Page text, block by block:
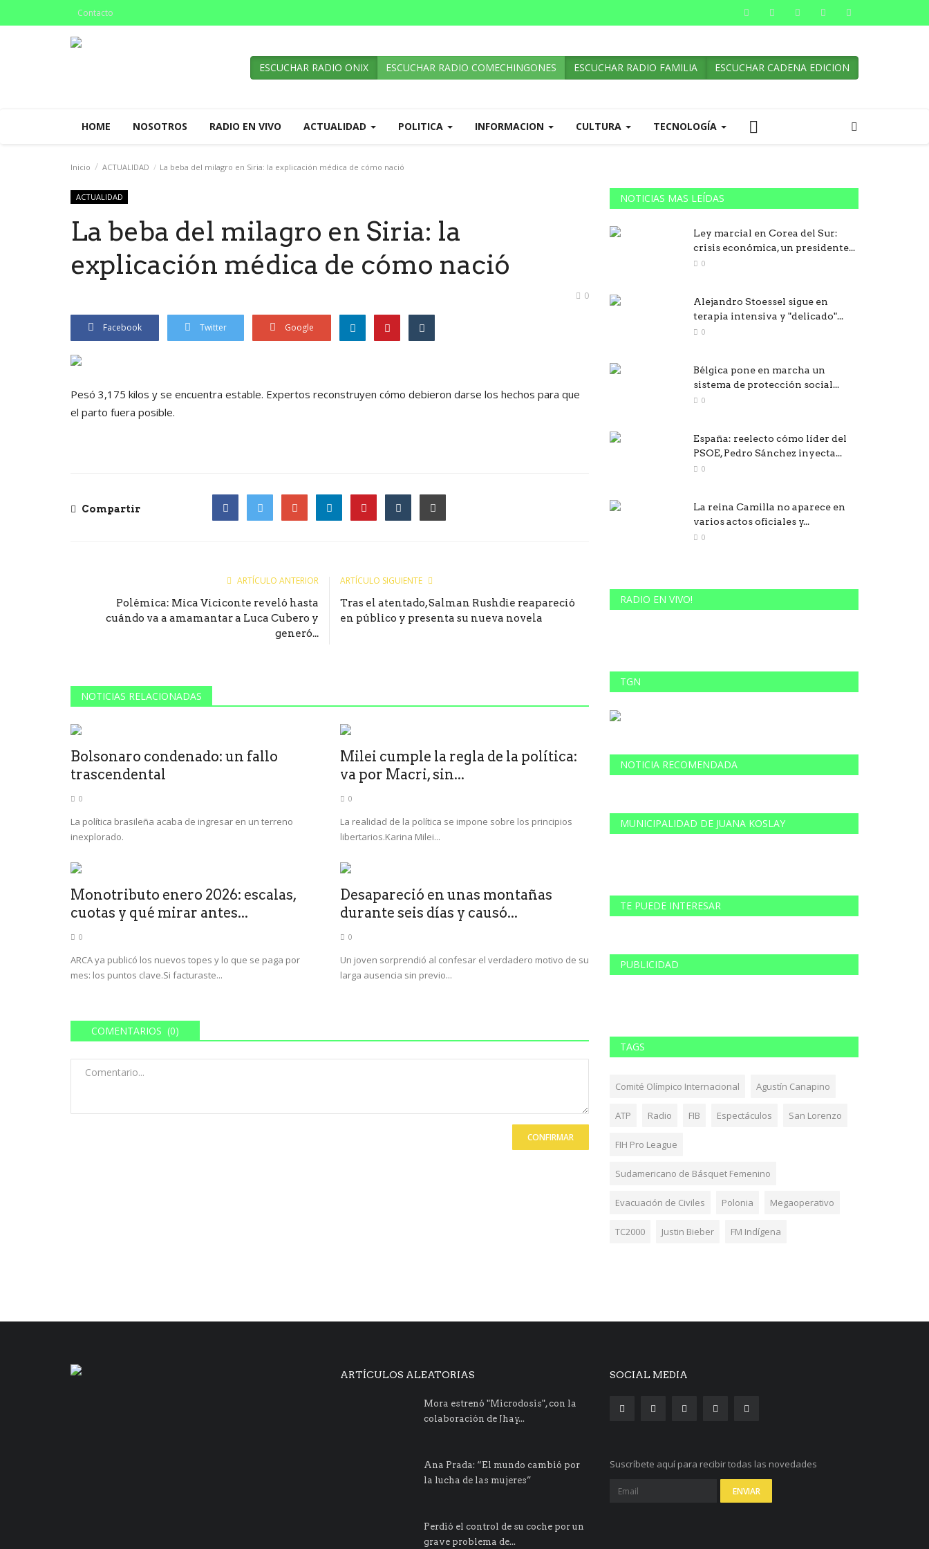
Contacto
ESCUCHAR RADIO ONIX ESCUCHAR RADIO COMECHINGONES ESCUCHAR RADIO FAMILIA ESCUCHAR CADENA EDICION
HOME NOSOTROS RADIO EN VIVO ACTUALIDAD POLITICA INFORMACION CULTURA TECNOLOGÍA
Inicio ACTUALIDAD La beba del milagro en Siria: la explicación médica de cómo nació
ACTUALIDAD
La beba del milagro en Siria: la
explicación médica de cómo nació
0
Facebook Twitter Google
Pesó 3,175 kilos y se encuentra estable. Expertos reconstruyen cómo debieron darse los hechos para que
el parto fuera posible.
Compartir
ARTÍCULO ANTERIOR
Polémica: Mica Viciconte reveló hasta
cuándo va a amamantar a Luca Cubero y
generó...
ARTÍCULO SIGUIENTE
Tras el atentado, Salman Rushdie reapareció
en público y presenta su nueva novela
NOTICIAS RELACIONADAS
Bolsonaro condenado: un fallo
trascendental
0
La política brasileña acaba de ingresar en un terreno
inexplorado.
Milei cumple la regla de la política:
va por Macri, sin...
0
La realidad de la política se impone sobre los principios
libertarios.Karina Milei...
Monotributo enero 2026: escalas,
cuotas y qué mirar antes...
0
ARCA ya publicó los nuevos topes y lo que se paga por
mes: los puntos clave.Si facturaste...
Desapareció en unas montañas
durante seis días y causó...
0
Un joven sorprendió al confesar el verdadero motivo de su
larga ausencia sin previo...
COMENTARIOS (0)
CONFIRMAR
NOTICIAS MAS LEÍDAS
Ley marcial en Corea del Sur:
crisis económica, un presidente...
0
Alejandro Stoessel sigue en
terapia intensiva y "delicado"...
0
Bélgica pone en marcha un
sistema de protección social...
0
España: reelecto cómo líder del
PSOE, Pedro Sánchez inyecta...
0
La reina Camilla no aparece en
varios actos oficiales y...
0
RADIO EN VIVO!
TGN
NOTICIA RECOMENDADA
MUNICIPALIDAD DE JUANA KOSLAY
TE PUEDE INTERESAR
PUBLICIDAD
TAGS
Comité Olímpico Internacional Agustín Canapino
ATP Radio FIB Espectáculos San Lorenzo
FIH Pro League
Sudamericano de Básquet Femenino
Evacuación de Civiles Polonia Megaoperativo
TC2000 Justin Bieber FM Indígena
ARTÍCULOS ALEATORIAS
Mora estrenó "Microdosis", con la
colaboración de Jhay...
Ana Prada: “El mundo cambió por
la lucha de las mujeres”
Perdió el control de su coche por un
grave problema de...
SOCIAL MEDIA
Suscríbete aquí para recibir todas las novedades